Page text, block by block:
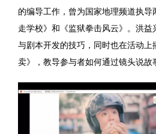
的编导工作，曾为国家地理频道执
走学校》和《监狱拳击风云》。洪
与剧本开发的技巧，同时也在活动
卖》，教导参与者如何通过镜头说故